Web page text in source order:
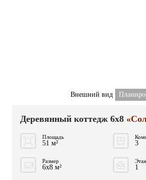
Внешний вид
Деревянный коттедж 6x8
Площадь
51 м² 3
Размер
6x8 м² 1